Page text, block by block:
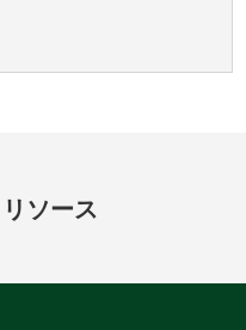
リソース